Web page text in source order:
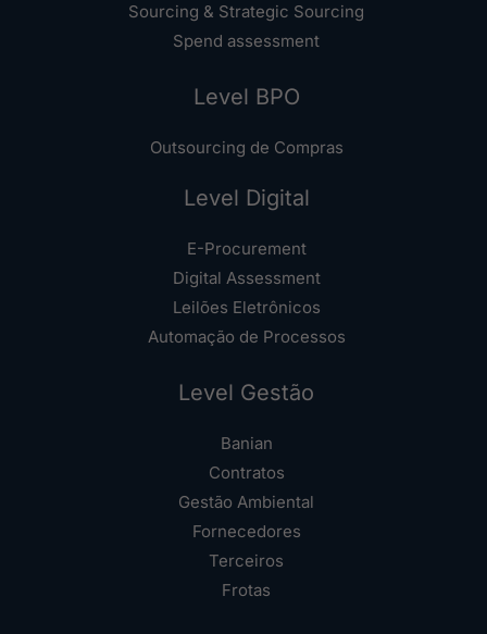
Sourcing & Strategic Sourcing
Spend assessment
Level BPO
Outsourcing de Compras
Level Digital
E-Procurement
Digital Assessment
Leilões Eletrônicos
Automação de Processos
Level Gestão
Banian
Contratos
Gestão Ambiental
Fornecedores
Terceiros
Frotas